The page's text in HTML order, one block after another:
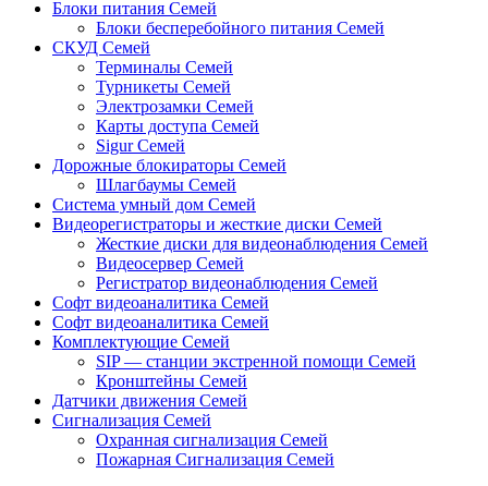
Блоки питания Семей
Блоки бесперебойного питания Семей
СКУД Семей
Терминалы Семей
Турникеты Семей
Электрозамки Семей
Карты доступа Семей
Sigur Семей
Дорожные блокираторы Семей
Шлагбаумы Семей
Система умный дом Семей
Видеорегистраторы и жесткие диски Семей
Жесткие диски для видеонаблюдения Семей
Видеосервер Семей
Регистратор видеонаблюдения Семей
Софт видеоаналитика Семей
Софт видеоаналитика Семей
Комплектующие Семей
SIP — станции экстренной помощи Семей
Кронштейны Семей
Датчики движения Семей
Сигнализация Семей
Охранная сигнализация Семей
Пожарная Сигнализация Семей